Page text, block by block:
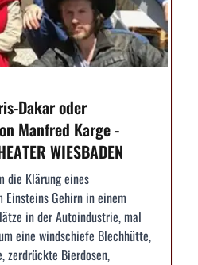
Dakar oder
Manfred Karge -
WIESBADEN
die Klärung eines
Einsteins Gehirn in einem
in der Autoindustrie, mal
eine windschiefe Blechhütte,
zerdrückte Bierdosen,